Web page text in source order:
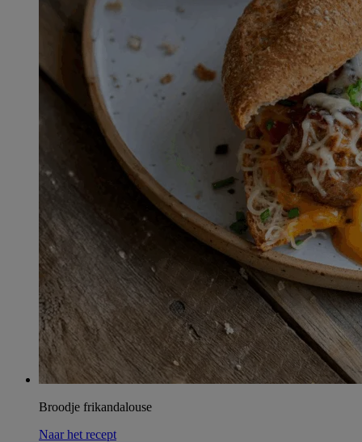
Broodje frikandalouse
Naar het recept